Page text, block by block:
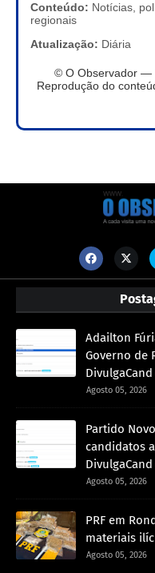
Conteúdo: Notícias,
regionais
Atualização: Diária
© O Observador —
Reprodução do
Adailton
Governo de
Agosto 05, 2026
Partido
candidatos
Agosto 05, 2026
PRF em
materiais
Agosto 05, 2026